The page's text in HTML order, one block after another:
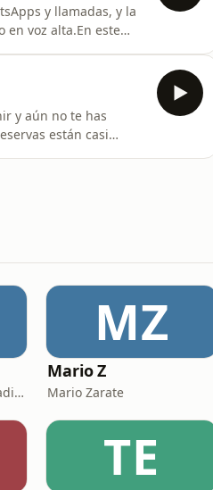
y llamadas, y la
en voz alta.En este
y aún no te has
están casi
P. Benito Pérez Lopo - Radio María ESP
MZ
Mario Z
Mario Zarate
TE